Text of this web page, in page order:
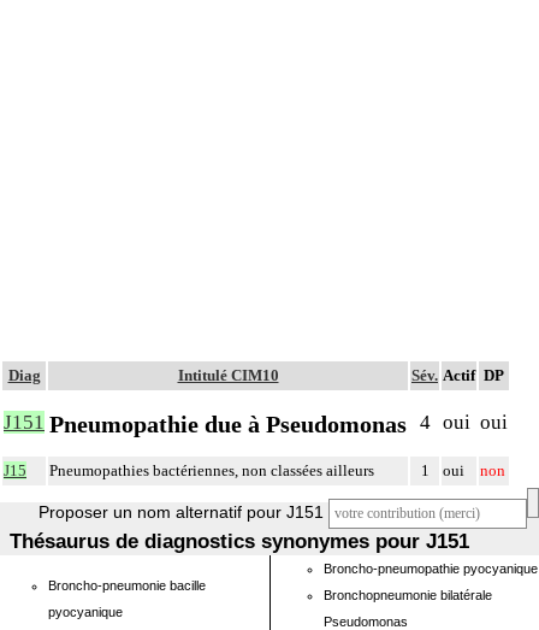
Diag Intitulé CIM10 Sév. Actif DP
J151 Pneumopathie due à Pseudomonas 4 oui oui
J15 Pneumopathies bactériennes, non classées ailleurs 1 oui non
Proposer un nom alternatif pour J151
Thésaurus de diagnostics synonymes pour J151
Broncho-pneumonie bacille
pyocyanique
Broncho-pneumopathie pyocyanique
Bronchopneumonie bilatérale
Pseudomonas